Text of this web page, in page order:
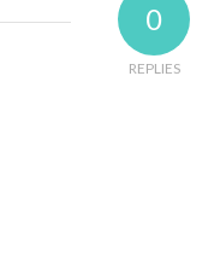
0
REPLIES